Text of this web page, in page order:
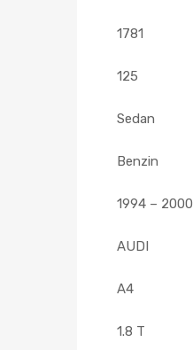
1781
125
Sedan
Benzin
1994 – 2000
AUDI
A4
1.8 T